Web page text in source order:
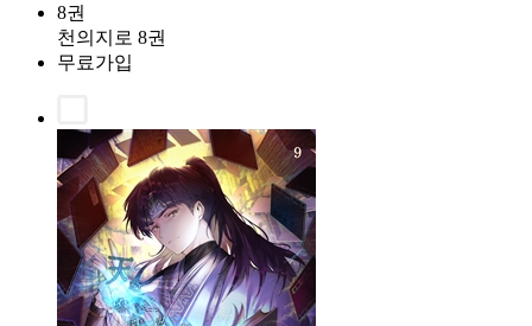
8권
천의지로 8권
무료가입